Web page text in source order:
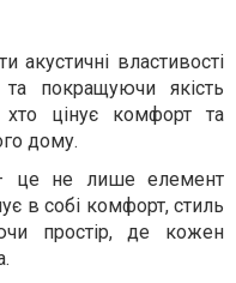
акустичні властивості
покращуючи якість
цінує комфорт та
дому.
– це не лише елемент
в собі комфорт, стиль
простір, де кожен